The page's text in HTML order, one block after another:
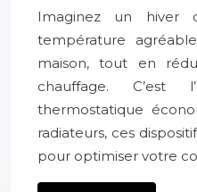
Imaginez un hiver
température
maison, tout en
chauffage. C’est
thermostatique
radiateurs, ces
pour optimiser votre